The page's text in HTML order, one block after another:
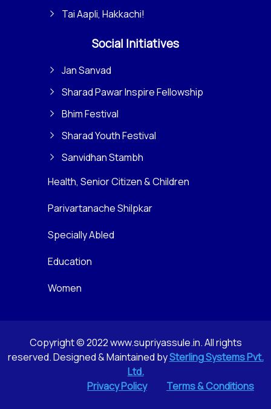
Tai Aapli, Hakkachi!
Social Initiatives
Jan Sanvad
Sharad Pawar Inspire Fellowship
Bhim Festival
Sharad Youth Festival
Sanvidhan Stambh
Health, Senior Citizen & Children
Parivartanache Shilpkar
Specially Abled
Education
Women
Copyright © 2022 www.supriyassule.in. All rights
reserved. Designed & Maintained bySterling Systems Pvt.
Ltd.
Privacy Policy
Terms & Conditions